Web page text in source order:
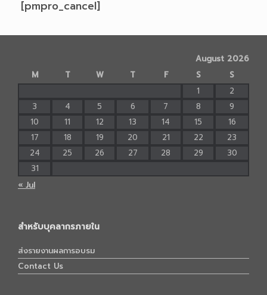
[pmpro_cancel]
August 2026
M
T W T F S
S
1
2
3
4 5 6 7 8
9
10
11 12 13 14 15
16
17
18 19 20 21 22
23
24
25 26 27 28 29
30
31
« Jul
สำหรับบุคลากรภายใน
ส่งรายงานผลการอบรม
Contact Us